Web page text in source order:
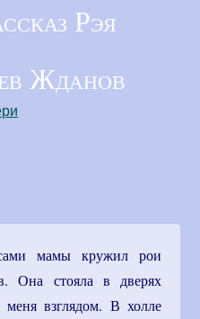
Рэя
Жданов
мамы кружил рои
Она стояла в дверях
меня взглядом. В холле